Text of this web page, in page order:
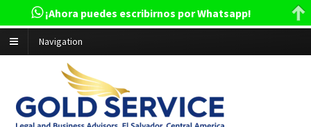
Navigation
¡Ahora puedes escribirnos por Whatsapp!